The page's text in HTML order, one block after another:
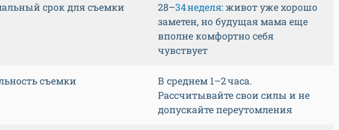
срок для съемки 28–34 неделя: живот уже хорошо
заметен, но будущая мама еще
вполне комфортно себя
чувствует
съемки
В среднем 1–2 часа.
Рассчитывайте свои силы и не
допускайте переутомления